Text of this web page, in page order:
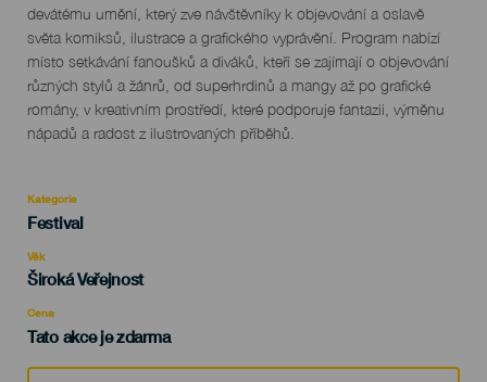
del
evento
devátému umění, který zve návštěvníky k objevování a oslavě
světa komiksů, ilustrace a grafického vyprávění. Program nabízí
místo setkávání fanoušků a diváků, kteří se zajímají o objevování
různých stylů a žánrů, od superhrdinů a mangy až po grafické
romány, v kreativním prostředí, které podporuje fantazii, výměnu
nápadů a radost z ilustrovaných příběhů.
Kategorie
Categoría
evento
Festival
Věk
Edad
Recomendada
Široká Veřejnost
Cena
Tato akce je zdarma